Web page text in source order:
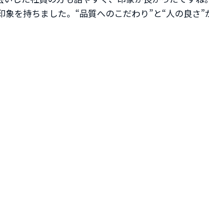
を持ちました。“品質へのこだわり”と“人の良さ